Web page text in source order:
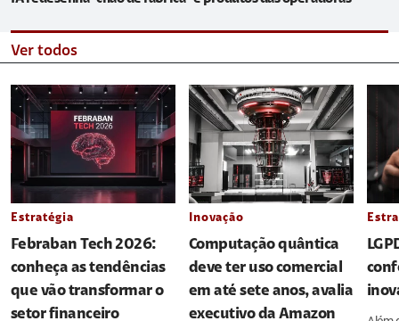
Ver todos
Estratégia
Febraban Tech 2026:
conheça as tendências
que vão transformar o
setor financeiro
Inovação
Computação quântica
deve ter uso comercial
em até sete anos, avalia
executivo da Amazon